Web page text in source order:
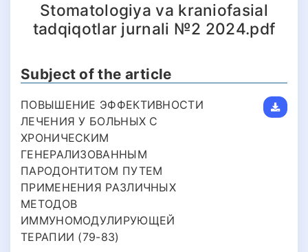
Stomatologiya va kraniofasial
tadqiqotlar jurnali №2 2024.pdf
Subject of the article
ПОВЫШЕНИЕ ЭФФЕКТИВНОСТИ
ЛЕЧЕНИЯ У БОЛЬНЫХ С
ХРОНИЧЕСКИМ
ГЕНЕРАЛИЗОВАННЫМ
ПАРОДОНТИТОМ ПУТЕМ
ПРИМЕНЕНИЯ РАЗЛИЧНЫХ
МЕТОДОВ
ИММУНОМОДУЛИРУЮЩЕЙ
ТЕРАПИИ (79-83)